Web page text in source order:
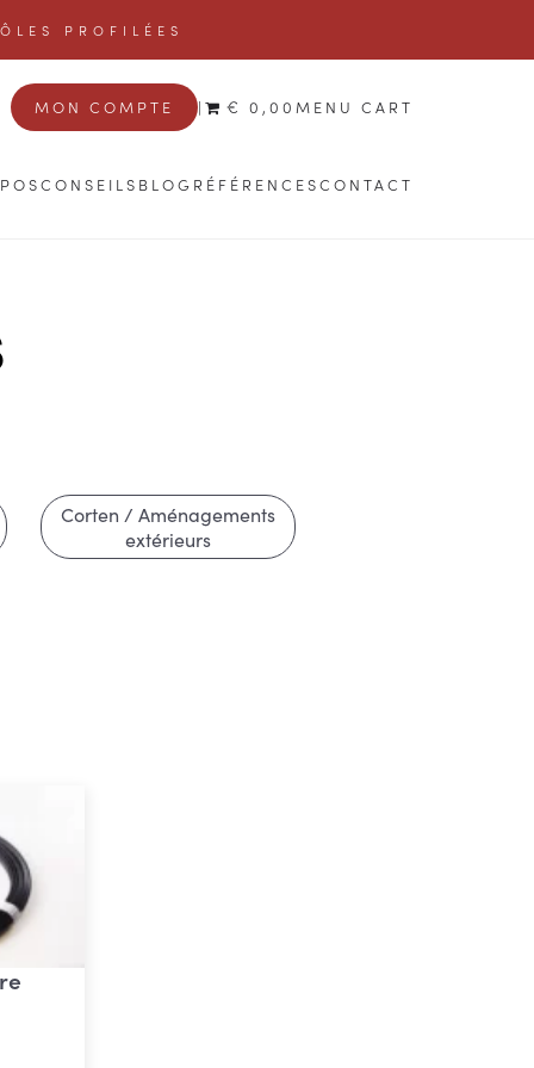
PROFILÉES
MON COMPTE | € 0,00 MENU CART
CONSEILS BLOG RÉFÉRENCESCONTACT
Corten / Aménagements
extérieurs